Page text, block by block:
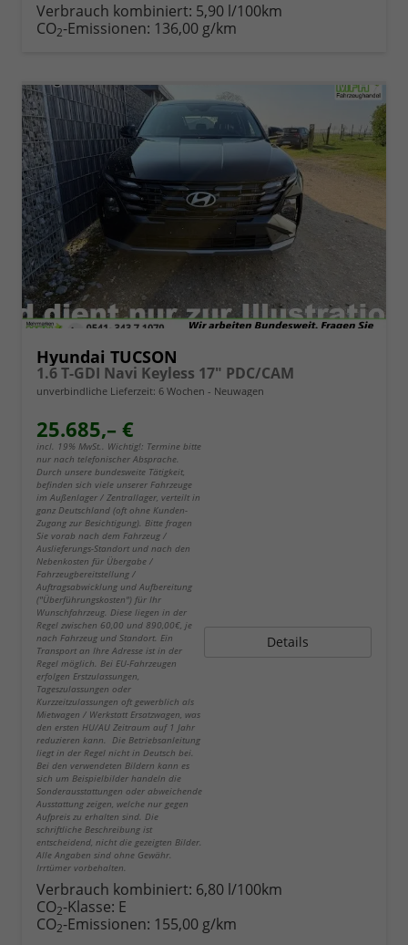
Verbrauch kombiniert: 5,90 l/100km
CO2-Emissionen: 136,00 g/km
Hyundai TUCSON
1.6 T-GDI Navi Keyless 17" PDC/CAM
unverbindliche Lieferzeit: 6 Wochen Neuwagen
25.685,– €
incl. 19% MwSt.. Wichtig!: Termine bitte
nur nach telefonischer Absprache.
Durch unsere bundesweite Tätigkeit,
befinden sich viele unserer Fahrzeuge
im Außenlager / Zentrallager, verteilt in
ganz Deutschland (oft ohne Kunden-
Zugang zur Besichtigung). Bitte fragen
Sie vorab nach dem Fahrzeug /
Auslieferungs-Standort und nach den
Nebenkosten für Übergabe /
Fahrzeugbereitstellung /
Auftragsabwicklung und Aufbereitung
("Überführungskosten") für Ihr
Wunschfahrzeug. Diese liegen in der
Regel zwischen 60,00 und 890,00€, je
nach Fahrzeug und Standort. Ein
Transport an Ihre Adresse ist in der
Regel möglich. Bei EU-Fahrzeugen
erfolgen Erstzulassungen,
Tageszulassungen oder
Kurzzeitzulassungen oft gewerblich als
Mietwagen / Werkstatt Ersatzwagen, was
den ersten HU/AU Zeitraum auf 1 Jahr
reduzieren kann. Die Betriebsanleitung
liegt in der Regel nicht in Deutsch bei.
Bei den verwendeten Bildern kann es
sich um Beispielbilder handeln die
Sonderausstattungen oder abweichende
Ausstattung zeigen, welche nur gegen
Aufpreis zu erhalten sind. Die
schriftliche Beschreibung ist
entscheidend, nicht die gezeigten Bilder.
Alle Angaben sind ohne Gewähr.
Irrtümer vorbehalten.
Details
Verbrauch kombiniert: 6,80 l/100km
CO2-Klasse: E
CO2-Emissionen: 155,00 g/km